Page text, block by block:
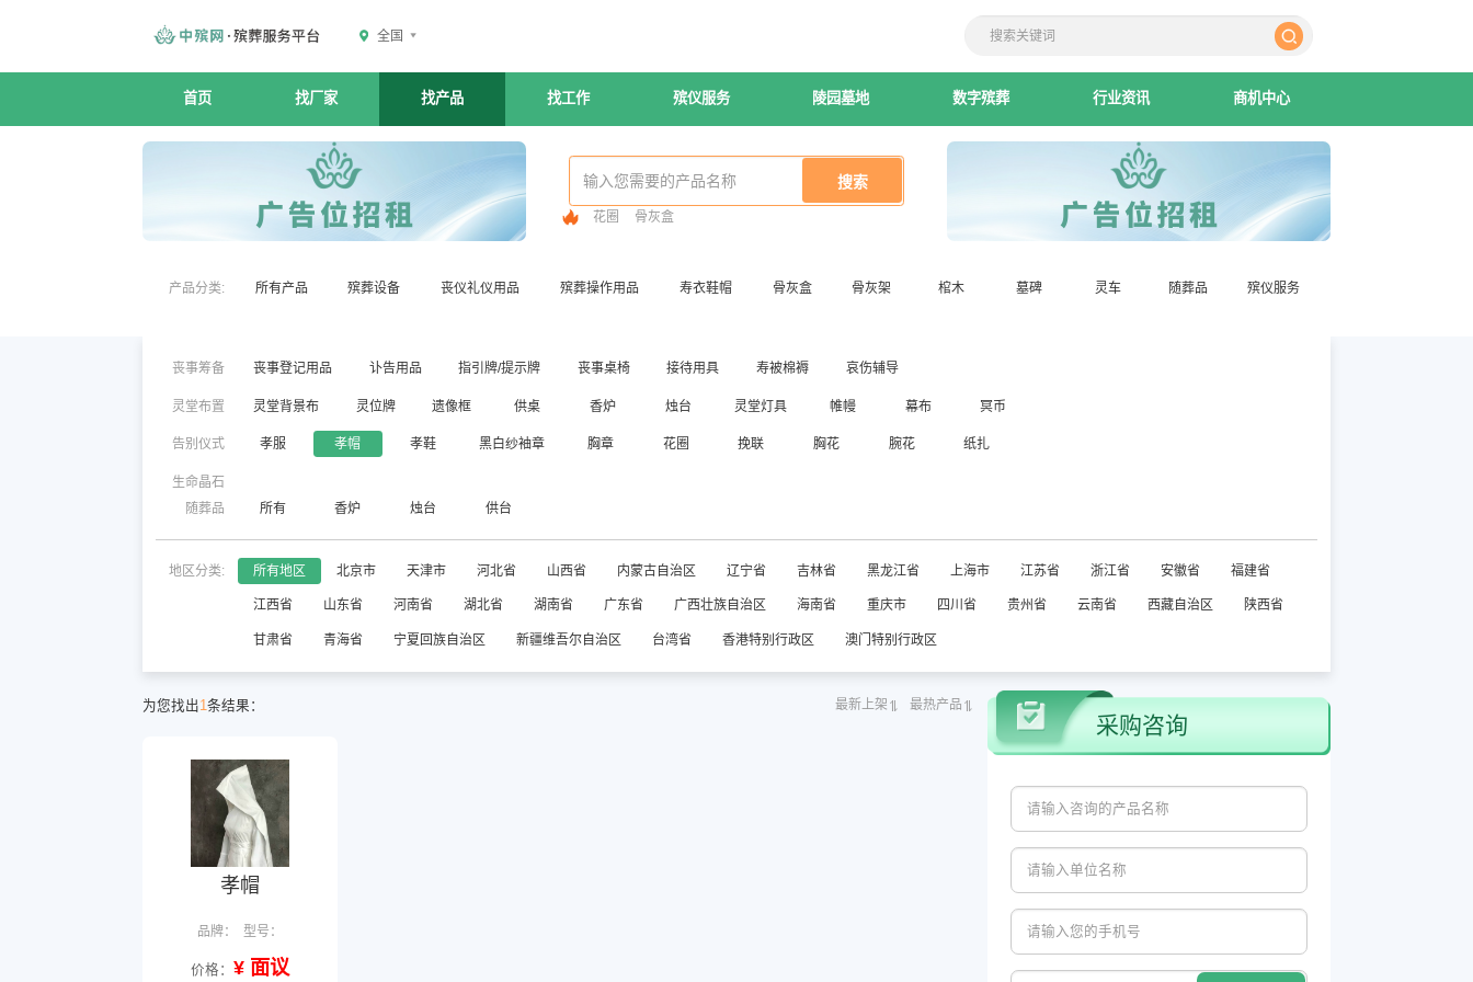
全国
首页 找厂家 找产品 找工作 殡仪服务 陵园墓地 数字殡葬 行业资讯 商机中心
花圈 骨灰盒
产品分类: 所有产品 殡葬设备 丧仪礼仪用品 殡葬操作用品 寿衣鞋帽 骨灰盒 骨灰架 棺木 墓碑 灵车 随葬品 殡仪服务
丧事筹备 丧事登记用品 讣告用品 指引牌/提示牌 丧事桌椅 接待用具 寿被棉褥 哀伤辅导
灵堂布置 灵堂背景布 灵位牌 遗像框 供桌 香炉 烛台 灵堂灯具 帷幔 幕布 冥币
告别仪式 孝服 孝帽 孝鞋 黑白纱袖章 胸章 花圈 挽联 胸花 腕花 纸扎
生命晶石
随葬品
所有 香炉 烛台 供台
地区分类: 所有地区 北京市 天津市 河北省 山西省 内蒙古自治区 辽宁省 吉林省 黑龙江省 上海市 江苏省 浙江省 安徽省 福建省
江西省 山东省 河南省 湖北省 湖南省 广东省 广西壮族自治区 海南省 重庆市 四川省 贵州省 云南省 西藏自治区 陕西省
甘肃省 青海省 宁夏回族自治区 新疆维吾尔自治区 台湾省 香港特别行政区 澳门特别行政区
为您找出1条结果： 最新上架 最热产品
孝帽
品牌： 型号：
价格： ¥ 面议
采购咨询